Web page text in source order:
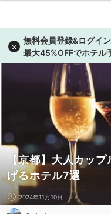
【京都】大人カッ
げるホテル7選
2024年11月10日